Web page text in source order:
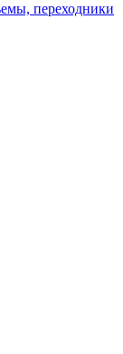
переходники